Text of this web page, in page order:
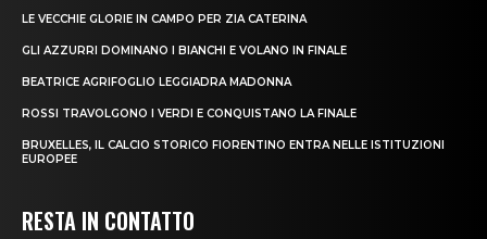
LE VECCHIE GLORIE IN CAMPO PER ZIA CATERINA
GLI AZZURRI DOMINANO I BIANCHI E VOLANO IN FINALE
BEATRICE AGRIFOGLIO LEGGIADRA MADONNA
ROSSI TRAVOLGONO I VERDI E CONQUISTANO LA FINALE
BRUXELLES, IL CALCIO STORICO FIORENTINO ENTRA NELLE ISTITUZIONI
EUROPEE
RESTA IN CONTATTO